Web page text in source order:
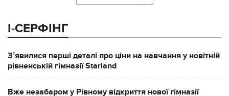
І-СЕРФІНГ
Зʼявилися перші деталі про ціни на навчання у новітній
рівненській гімназії Starland
Вже незабаром у Рівному відкриття нової гімназії